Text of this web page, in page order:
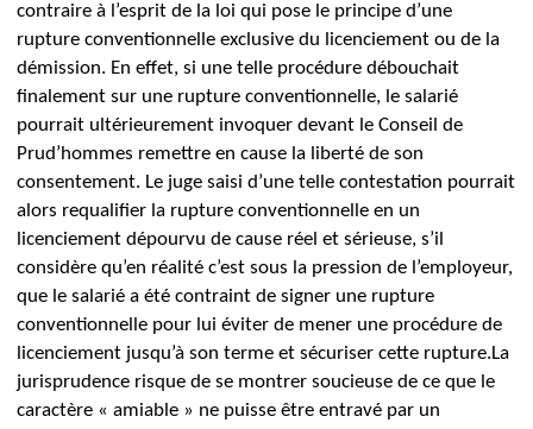
contraire à l’esprit de la loi qui pose le principe d’une
rupture conventionnelle exclusive du licenciement ou de la
démission. En effet, si une telle procédure débouchait
finalement sur une rupture conventionnelle, le salarié
pourrait ultérieurement invoquer devant le Conseil de
Prud’hommes remettre en cause la liberté de son
consentement. Le juge saisi d’une telle contestation pourrait
alors requalifier la rupture conventionnelle en un
licenciement dépourvu de cause réel et sérieuse, s’il
considère qu’en réalité c’est sous la pression de l’employeur,
que le salarié a été contraint de signer une rupture
conventionnelle pour lui éviter de mener une procédure de
licenciement jusqu’à son terme et sécuriser cette rupture.La
jurisprudence risque de se montrer soucieuse de ce que le
caractère « amiable » ne puisse être entravé par un